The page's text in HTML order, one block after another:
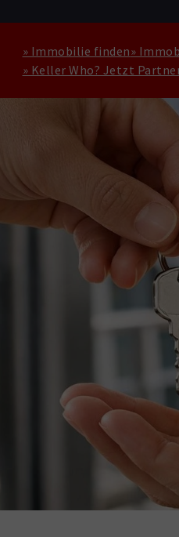
» Immobilie finden»
» Keller Who? Jetzt